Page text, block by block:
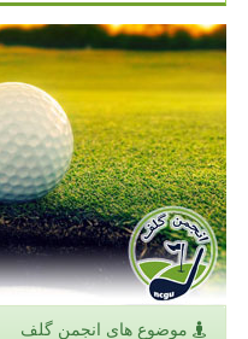
موضوع های انجمن گلف